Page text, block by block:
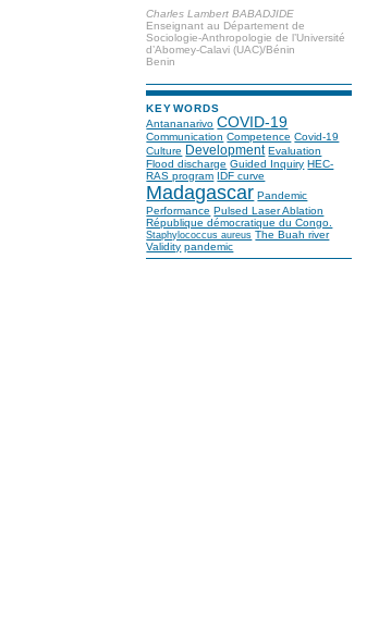
Charles Lambert BABADJIDE
Enseignant au Département de
Sociologie-Anthropologie de l’Université
d’Abomey-Calavi (UAC)/Bénin
Benin
KEYWORDS
Antananarivo COVID-19
Communication Competence Covid-19
Culture Development Evaluation
Flood discharge Guided Inquiry HEC-
RAS program IDF curve
Madagascar Pandemic
Performance Pulsed Laser Ablation
République démocratique du Congo.
Staphylococcus aureus The Buah river
Validity pandemic